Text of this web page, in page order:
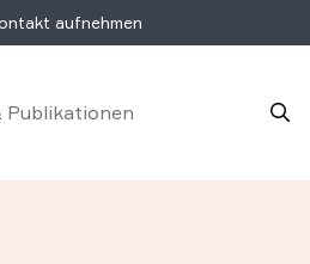
aufnehmen
Publikationen